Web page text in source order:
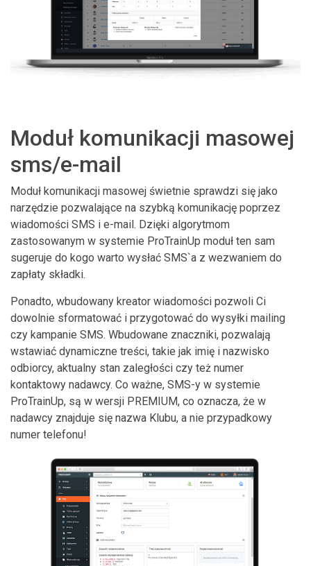
Moduł komunikacji masowej
sms/e-mail
Moduł komunikacji masowej świetnie sprawdzi się jako
narzędzie pozwalające na szybką komunikację poprzez
wiadomości SMS i e-mail. Dzięki algorytmom
zastosowanym w systemie ProTrainUp moduł ten sam
sugeruje do kogo warto wysłać SMS`a z wezwaniem do
zapłaty składki.
Ponadto, wbudowany kreator wiadomości pozwoli Ci
dowolnie sformatować i przygotować do wysyłki mailing
czy kampanie SMS. Wbudowane znaczniki, pozwalają
wstawiać dynamiczne treści, takie jak imię i nazwisko
odbiorcy, aktualny stan zaległości czy też numer
kontaktowy nadawcy. Co ważne, SMS-y w systemie
ProTrainUp, są w wersji PREMIUM, co oznacza, że w
nadawcy znajduje się nazwa Klubu, a nie przypadkowy
numer telefonu!